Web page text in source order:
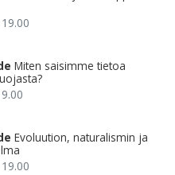
Miten saisimme tietoa
Evoluution, naturalismin ja